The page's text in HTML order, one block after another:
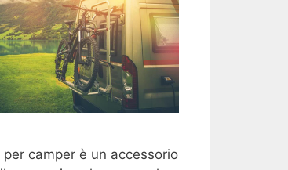
camper è un accessorio